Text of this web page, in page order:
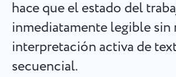
Português
hace que el estado del
inmediatamente legible sin
interpretación activa de
secuencial.
Gestión de proyectos
Administre la información del proyecto
y la actividad del equipo en un solo lugar.